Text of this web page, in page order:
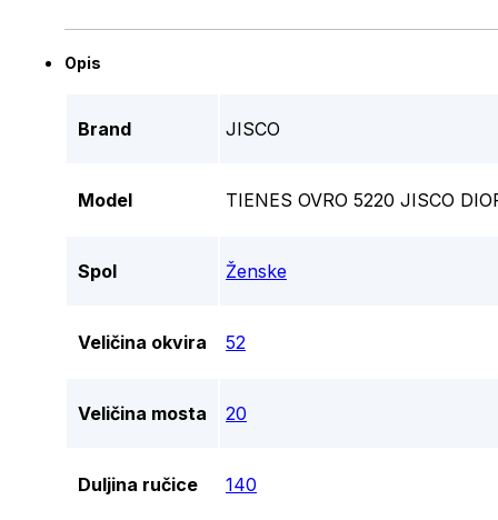
Opis
Brand JISCO
Model TIENES OVRO 5220 JISCO
Spol Ženske
Veličina okvira 52
Veličina mosta 20
Duljina ručice 140